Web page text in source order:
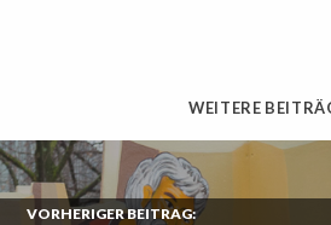
WEITERE
VORHERIGER BEITRAG: